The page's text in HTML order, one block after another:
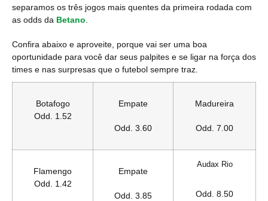
separamos os três jogos mais quentes da primeira rodada com
as odds da Betano
Confira abaixo e aproveite, porque vai ser uma boa
oportunidade para você dar seus palpites e se ligar na força dos
times e nas surpresas que o futebol sempre traz.
Botafogo
Odd. 1.52
Empate
Odd. 3.60
Madureira
Odd. 7.00
Flamengo
Odd. 1.42
Empate
Odd. 3.85
Audax Rio
Odd. 8.50